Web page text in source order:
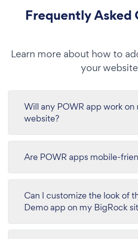
Frequently Asked
Learn more about how to
your
Will any POWR app work
website?
Are POWR apps mobile-
Can I customize the look of
Demo app on my BigRock